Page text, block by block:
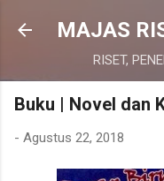
MAJAS
RISET,
Buku | Novel dan
- Agustus 22, 2018